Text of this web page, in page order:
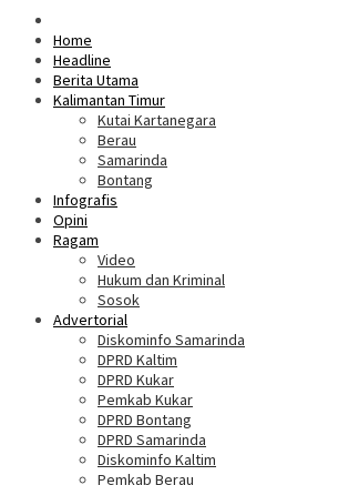
Home
Headline
Berita Utama
Kalimantan Timur
Kutai Kartanegara
Berau
Samarinda
Bontang
Infografis
Opini
Ragam
Video
Hukum dan Kriminal
Sosok
Advertorial
Diskominfo Samarinda
DPRD Kaltim
DPRD Kukar
Pemkab Kukar
DPRD Bontang
DPRD Samarinda
Diskominfo Kaltim
Pemkab Berau